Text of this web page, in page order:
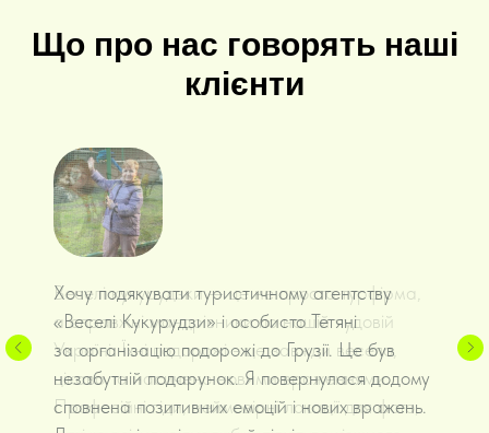
Що про нас говорять наші
клієнти
Хочу подякувати туристичному агентству
«Веселі Кукурудзи» і особисто Тетяні
за організацію подорожі до Грузії. Це був
незабутній подарунок. Я повернулася додому
сповнена позитивних емоцій і нових вражень.